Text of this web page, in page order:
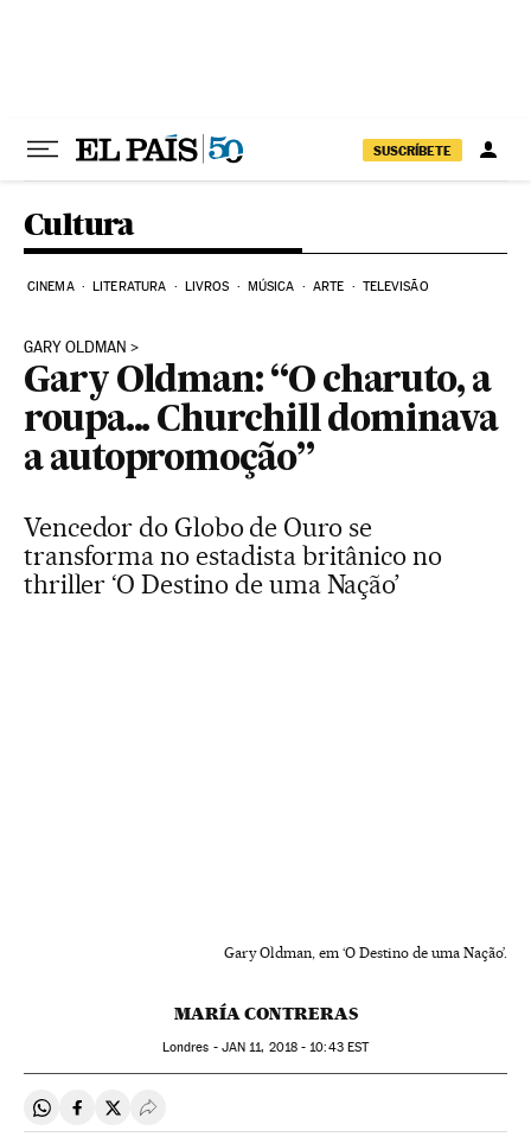
SUSCRÍBETE
Cultura
CINEMA LITERATURA LIVROS MÚSICA ARTE TELEVISÃO
GARY OLDMAN
Gary Oldman: “O charuto, a
roupa... Churchill dominava
a autopromoção”
Vencedor do Globo de Ouro se
transforma no estadista britânico no
thriller ‘O Destino de uma Nação’
Gary Oldman, em ‘O Destino de uma Nação’.
MARÍA CONTRERAS
Londres - JAN 11, 2018 - 10:43EST
Compartir en Whatsapp
Compartir en Facebook
Compartir en Twitter
Desplegar Redes Sociales